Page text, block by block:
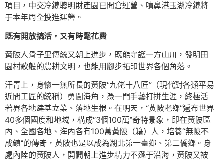
項目，中交冷鏈聰明財產園已開倉運營、噴鼻港玉湖冷鏈將
于本年周全投進運營。
既有開放搞活，又有時髦花費
黃陂人骨子里傳統又朝上進步，既能守護一方山川，發明田
園村歌般的農耕文明，也能用腳步拓印世界各個角落。
汗青上，身懷一無所長的黃陂“九佬十八匠”（現代對各類平易
近間工匠的統稱）勇闖海角，憑一門手藝打拼生涯，終極活
著界各地建基立業、落地生根。在明天，“黃陂老鄉”遍布世界
40多個國度和地域，構成“3個100萬”奇特景象，即在黃陂區
內、全國各地、海內各有100萬黃陂（籍）人，培養“無陂不
成鎮”的傳奇，黃陂也是以成為湖北第一臺鄉、第二僑鄉。身
處內陸的黃陂人，開闢朝上進步精力不遜于沿海，黃陂又被